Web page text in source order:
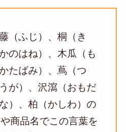
（ふじ）、桐（き
のはね）、木瓜（も
たばみ）、蔦（つ
が）、沢瀉（おもだ
）、柏（かしわ）の
商品名でこの言葉を